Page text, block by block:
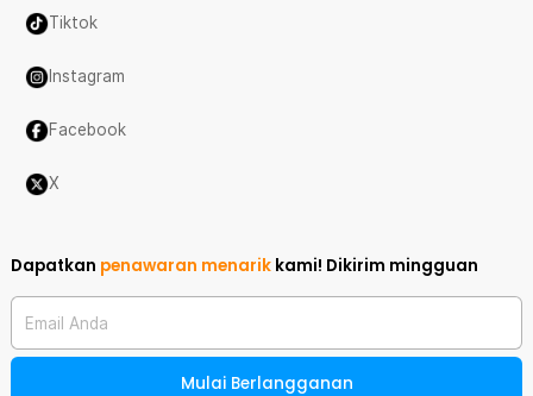
Tiktok
Instagram
Facebook
X
Dapatkan penawaran menarik kami! Dikirim mingguan
Email Anda
Mulai Berlangganan